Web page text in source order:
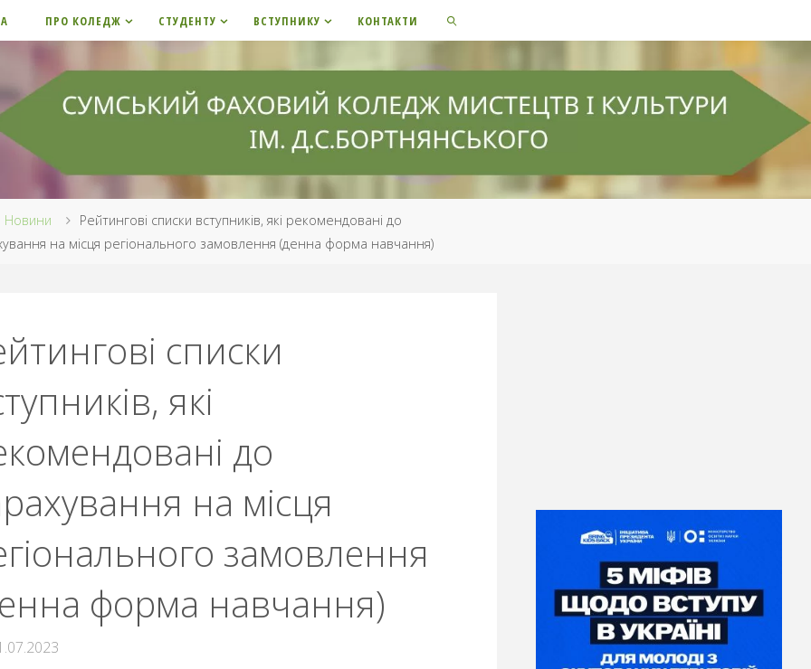
ПРО КОЛЕДЖ СТУДЕНТУ ВСТУПНИКУ КОНТАКТИ
Новини
Рейтингові списки вступників, які рекомендовані до
на місця регіонального замовлення (денна форма навчання)
списки
які
до
на місця
замовлення
форма навчання)